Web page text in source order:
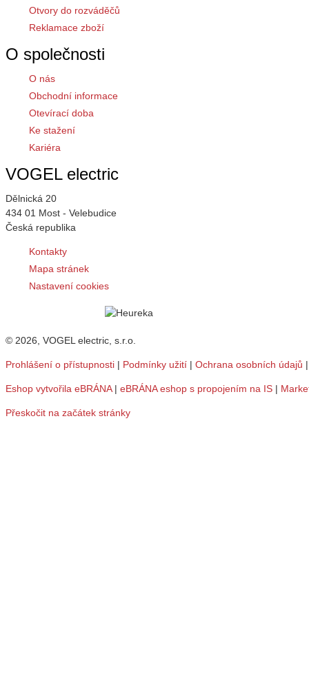
Otvory do rozváděčů
Reklamace zboží
O společnosti
O nás
Obchodní informace
Otevírací doba
Ke stažení
Kariéra
VOGEL electric
Dělnická 20
434 01 Most - Velebudice
Česká republika
Kontakty
Mapa stránek
Nastavení cookies
© 2026, VOGEL electric, s.r.o.
Prohlášení o přístupnosti | Podmínky užití | Ochrana osobních údajů
Eshop vytvořila eBRÁNA| eBRÁNA eshop s propojením na IS |
Přeskočit na začátek stránky